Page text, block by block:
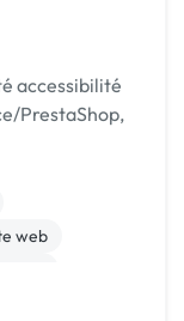
accessibilité
PrestaShop,
web